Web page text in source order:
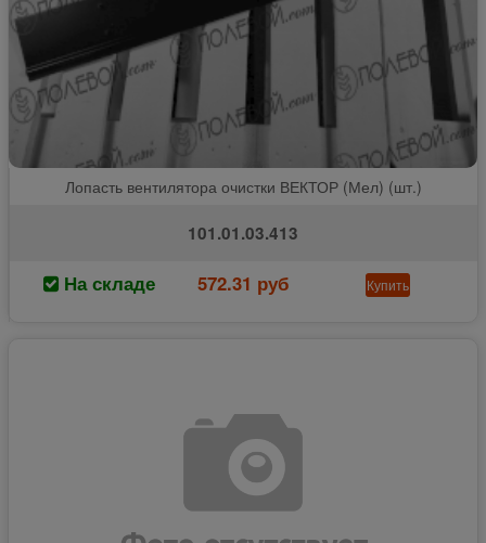
Лопасть вентилятора очистки ВЕКТОР (Мел) (шт.)
101.01.03.413
На складе 572.31 руб Купить